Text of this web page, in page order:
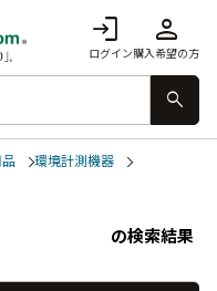
login
ログイン
person
購入希望の方
search
環境計測機器
の検索結果